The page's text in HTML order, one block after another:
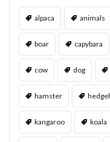
alpaca animals
boar capybara
cow dog
hamster
kangaroo koala